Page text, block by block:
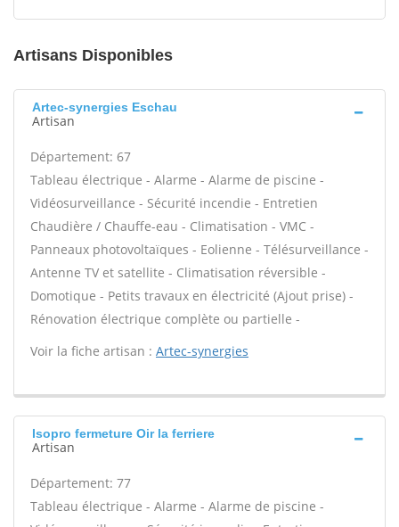
Artisans Disponibles
Artec-synergies Eschau
Artisan
Département: 67
Tableau électrique - Alarme - Alarme de piscine -
Vidéosurveillance - Sécurité incendie - Entretien
Chaudière / Chauffe-eau - Climatisation - VMC -
Panneaux photovoltaïques - Eolienne - Télésurveillance -
Antenne TV et satellite - Climatisation réversible -
Domotique - Petits travaux en électricité (Ajout prise) -
Rénovation électrique complète ou partielle -
Voir la fiche artisan : Artec-synergies
Isopro fermeture Oir la ferriere
Artisan
Département: 77
Tableau électrique - Alarme - Alarme de piscine -